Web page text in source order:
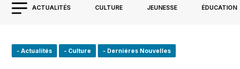
ACTUALITÉS CULTURE JEUNESSE ÉDUCATION
- Actualités - Culture - Derniéres Nouvelles